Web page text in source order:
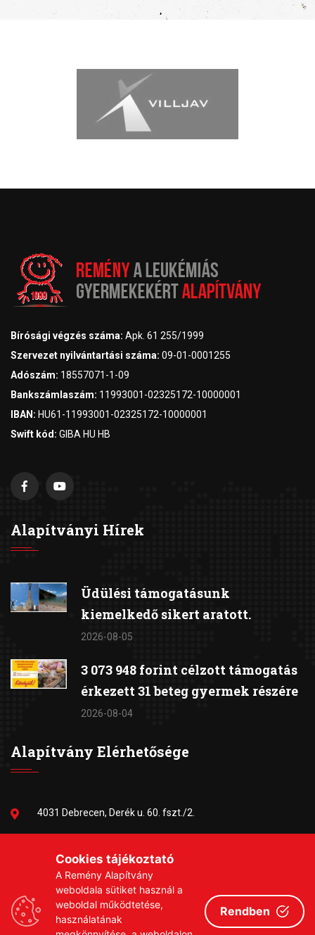
Bírósági végzés száma: Apk. 61 255/1999
Szervezet nyilvántartási száma: 09-01-0001255
Adószám: 18557071-1-09
Bankszámlaszám: 11993001-02325172-10000001
IBAN: HU61-11993001-02325172-10000001
Swift kód: GIBA HU HB
Alapítványi Hírek
Üdülési támogatásunk
kiemelkedő sikert aratott.
2026-08-05
3 073 948 forint célzott támogatás
érkezett 31 beteg gyermek részére
2026-08-04
Alapítvány Elérhetősége
4031 Debrecen, Derék u. 60. fszt./2.
remeny1999@gmail.com
Cookies tájékoztató
A Remény Alapítvány
weboldala sütiket használ a
weboldal működtetése,
használatának
Rendben